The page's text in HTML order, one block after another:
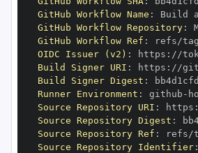
GitHub Workflow Name :
GitHub Workflow Repository:
GitHub Workflow Ref :
OIDC Issuer (v2) : https :
Build Signer URI : https :
Build Signer Digest :
Runner Environment : github -
Source Repository URI : https :
Source Repository Digest :
Source Repository Ref :
Source Repository Identifier: